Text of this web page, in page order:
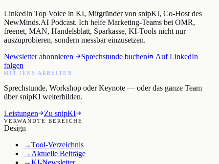
LinkedIn Top Voice in KI, Mitgründer von snipKI, Co-Host des
NewMinds.AI Podcast. Ich helfe Marketing-Teams bei OMR,
freenet, MAN, Handelsblatt, Sparkasse, KI-Tools nicht nur
auszuprobieren, sondern messbar einzusetzen.
Newsletter abonnieren
Sprechstunde buchen
Auf LinkedIn
folgen
MIT JENS ARBEITEN
Sprechstunde, Workshop oder Keynote — oder das ganze Team
über snipKI weiterbilden.
Leistungen
Zu snipKI
VERWANDTE BEREICHE
Design
→Tool-Verzeichnis
→ Aktuelle Beiträge